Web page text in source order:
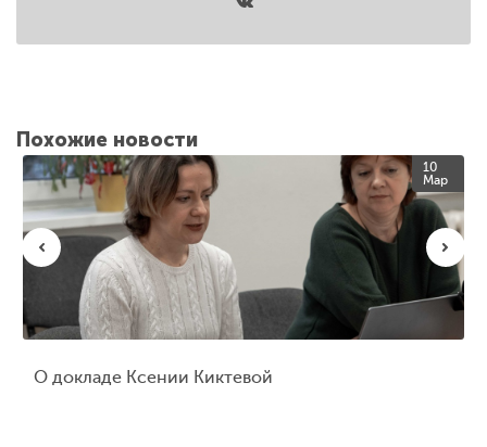
Похожие новости
10
Мар
О докладе Ксении Киктевой